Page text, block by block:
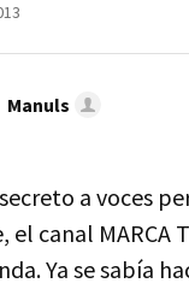
Manuls
a voces
el canal MARCA
Ya se sabía